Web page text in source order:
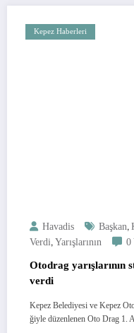
Kepez Haberleri
Havadis Başkan,
Verdi, Yarışlarının 0
Otodrag yarışlarının
verdi
Kepez Belediyesi ve Kepez
ğiyle düzenlenen Oto Drag 1.